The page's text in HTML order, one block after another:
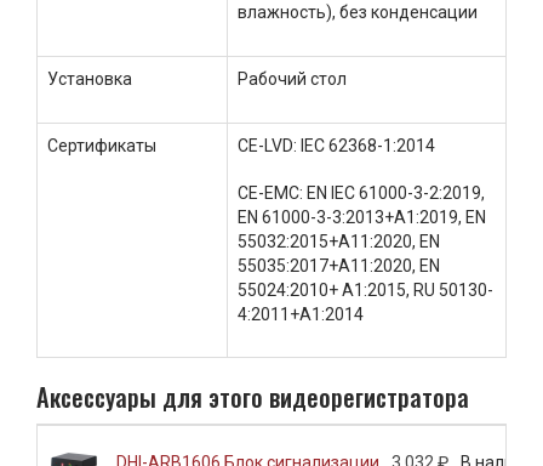
влажность), без конденсации
Установка Рабочий стол
Сертификаты CE-LVD: IEC 62368-1:2014
CE-EMC: EN IEC 61000-3-2:2019,
EN 61000-3-3:2013+A1:2019, EN
55032:2015+A11:2020, EN
55035:2017+A11:2020, EN
55024:2010+ А1:2015, RU 50130-
4:2011+А1:2014
Аксессуары для этого видеорегистратора